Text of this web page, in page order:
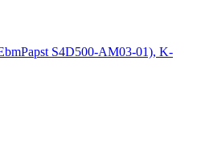
S4D500-AM03-01), K-